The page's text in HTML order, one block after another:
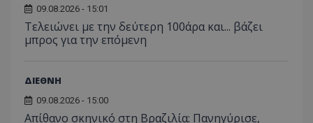
09.08.2026 - 15:01
Τελειώνει με την δεύτερη 100άρα και... βάζει
μπρος για την επόμενη
ΔΙΕΘΝΗ
09.08.2026 - 15:00
Απίθανο σκηνικό στη Βραζιλία: Πανηγύρισε,